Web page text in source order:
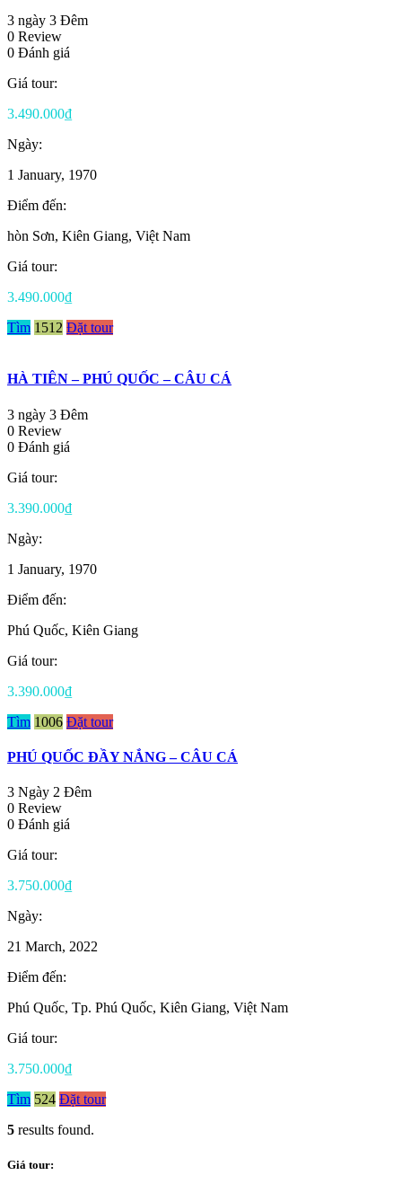
3 ngày 3 Đêm
0 Review
0 Đánh giá
Giá tour:
3.490.000₫
Ngày:
1 January, 1970
Điểm đến:
hòn Sơn, Kiên Giang, Việt Nam
Giá tour:
3.490.000₫
Tìm 1512 Đặt tour
HÀ TIÊN – PHÚ QUỐC – CÂU CÁ
3 ngày 3 Đêm
0 Review
0 Đánh giá
Giá tour:
3.390.000₫
Ngày:
1 January, 1970
Điểm đến:
Phú Quốc, Kiên Giang
Giá tour:
3.390.000₫
Tìm 1006 Đặt tour
PHÚ QUỐC ĐẦY NẮNG – CÂU CÁ
3 Ngày 2 Đêm
0 Review
0 Đánh giá
Giá tour:
3.750.000₫
Ngày:
21 March, 2022
Điểm đến:
Phú Quốc, Tp. Phú Quốc, Kiên Giang, Việt Nam
Giá tour:
3.750.000₫
Tìm 524 Đặt tour
5 results found.
Giá tour: